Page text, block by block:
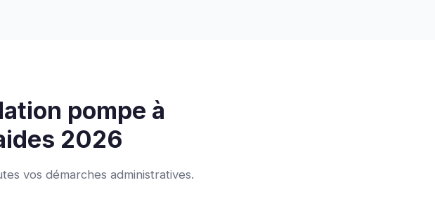
pompe à
2026
vos démarches administratives.